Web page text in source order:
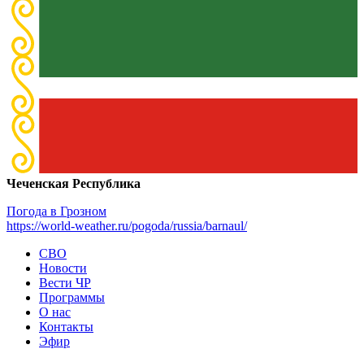
Чеченская Республика
Погода в Грозном
https://world-weather.ru/pogoda/russia/barnaul/
СВО
Новости
Вести ЧР
Программы
О нас
Контакты
Эфир